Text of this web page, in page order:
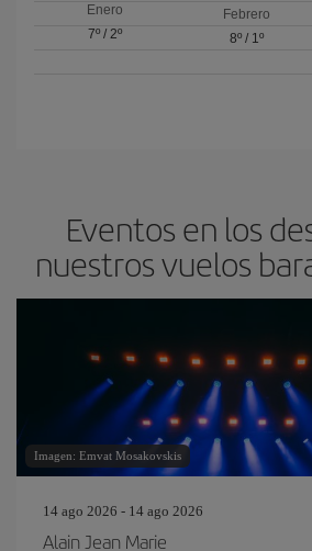
Enero
7º/ 2º
Febrero
8º/ 1º
Eventos en los
nuestros vuelos
Imagen: Emvat Mosakovskis
14 ago 2026 - 14 ago 2026
Alain Jean Marie